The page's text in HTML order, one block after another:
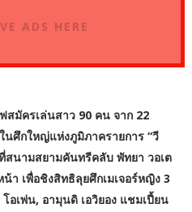
ADS HERE
สมัครเล่นสาว 90 คน จาก 22
นศึกใหญ่แห่งภูมิภาครายการ “วี
สนามสยามคันทรีคลับ พัทยา วอเต
า เพื่อชิงสิทธิลุยศึกเมเจอร์หญิง 3
อเพ่น, อามุนดิ เอวิยอง แชมเปี้ยน